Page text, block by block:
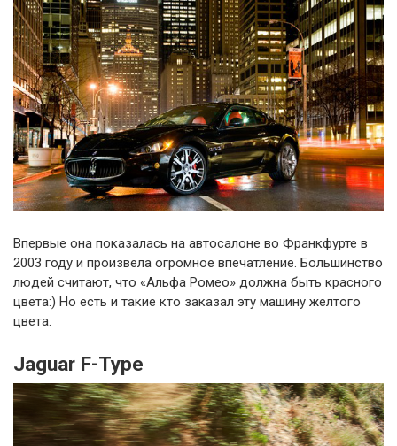
Впервые она показалась на автосалоне во Франкфурте в
2003 году и произвела огромное впечатление. Большинство
людей считают, что «Альфа Ромео» должна быть красного
цвета:) Но есть и такие кто заказал эту машину желтого
цвета.
Jaguar F-Type